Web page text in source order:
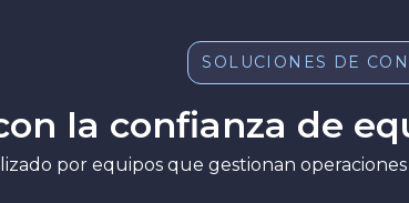
SOLUCIONES DE
la confianza de
por equipos que gestionan